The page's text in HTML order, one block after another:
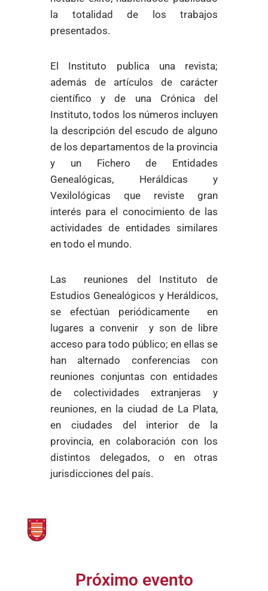
la totalidad de los trabajos
presentados.
El Instituto publica una revista;
además de artículos de carácter
científico y de una Crónica del
Instituto, todos los números incluyen
la descripción del escudo de alguno
de los departamentos de la provincia
y un Fichero de Entidades
Genealógicas, Heráldicas y
Vexilológicas que reviste gran
interés para el conocimiento de las
actividades de entidades similares
en todo el mundo.
Las reuniones del Instituto de
Estudios Genealógicos y Heráldicos,
se efectúan periódicamente en
lugares a convenir y son de libre
acceso para todo público; en ellas se
han alternado conferencias con
reuniones conjuntas con entidades
de colectividades extranjeras y
reuniones, en la ciudad de La Plata,
en ciudades del interior de la
provincia, en colaboración con los
distintos delegados, o en otras
jurisdicciones del país.
Próximo evento